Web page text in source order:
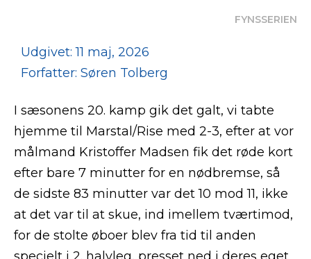
FYNSSERIEN
Udgivet: 11 maj, 2026
Forfatter: Søren Tolberg
I sæsonens 20. kamp gik det galt, vi tabte
hjemme til Marstal/Rise med 2-3, efter at vor
målmand Kristoffer Madsen fik det røde kort
efter bare 7 minutter for en nødbremse, så
de sidste 83 minutter var det 10 mod 11, ikke
at det var til at skue, ind imellem tværtimod,
for de stolte øboer blev fra tid til anden